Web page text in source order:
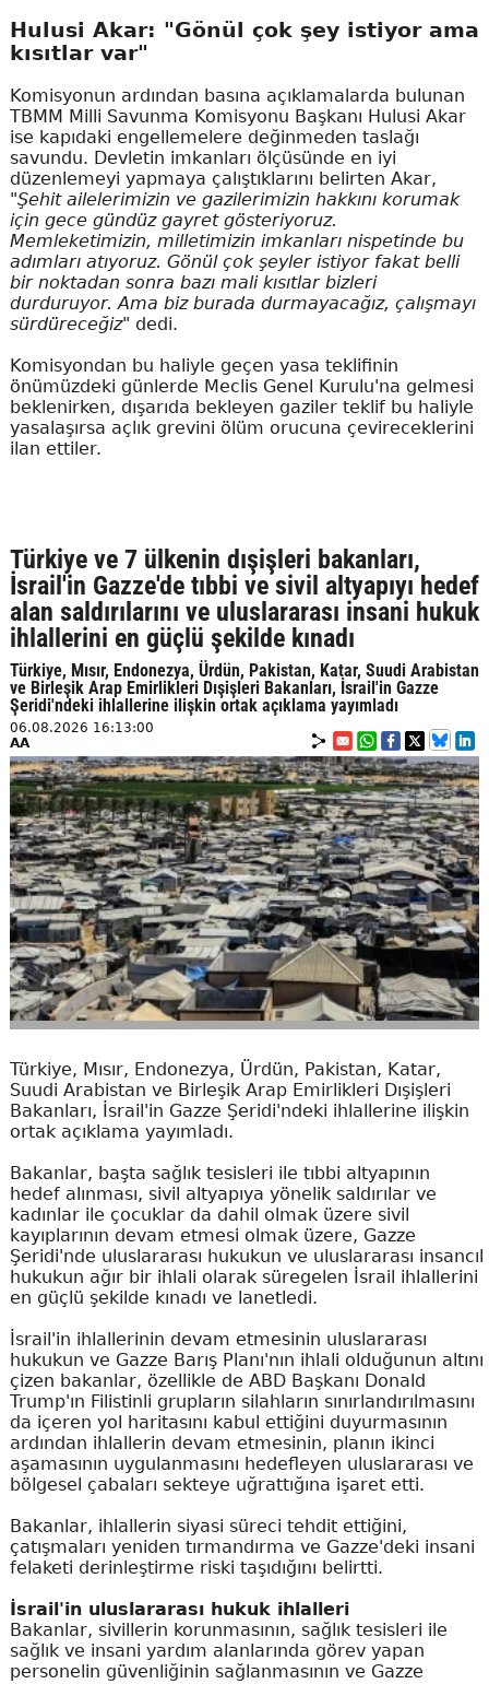
Hulusi Akar: "Gönül çok şey istiyor ama
kısıtlar var"
Komisyonun ardından basına açıklamalarda bulunan
TBMM Milli Savunma Komisyonu Başkanı Hulusi Akar
ise kapıdaki engellemelere değinmeden taslağı
savundu. Devletin imkanları ölçüsünde en iyi
düzenlemeyi yapmaya çalıştıklarını belirten Akar,
"Şehit ailelerimizin ve gazilerimizin hakkını korumak
için gece gündüz gayret gösteriyoruz.
Memleketimizin, milletimizin imkanları nispetinde bu
adımları atıyoruz. Gönül çok şeyler istiyor fakat belli
bir noktadan sonra bazı mali kısıtlar bizleri
durduruyor. Ama biz burada durmayacağız, çalışmayı
sürdüreceğiz" dedi.
Komisyondan bu haliyle geçen yasa teklifinin
önümüzdeki günlerde Meclis Genel Kurulu'na gelmesi
beklenirken, dışarıda bekleyen gaziler teklif bu haliyle
yasalaşırsa açlık grevini ölüm orucuna çevireceklerini
ilan ettiler.
Türkiye ve 7 ülkenin dışişleri bakanları,
İsrail'in Gazze'de tıbbi ve sivil altyapıyı hedef
alan saldırılarını ve uluslararası insani hukuk
ihlallerini en güçlü şekilde kınadı
Türkiye, Mısır, Endonezya, Ürdün, Pakistan, Katar, Suudi Arabistan
ve Birleşik Arap Emirlikleri Dışişleri Bakanları, İsrail'in Gazze
Şeridi'ndeki ihlallerine ilişkin ortak açıklama yayımladı
06.08.2026 16:13:00
AA
Türkiye, Mısır, Endonezya, Ürdün, Pakistan, Katar,
Suudi Arabistan ve Birleşik Arap Emirlikleri Dışişleri
Bakanları, İsrail'in Gazze Şeridi'ndeki ihlallerine ilişkin
ortak açıklama yayımladı.
Bakanlar, başta sağlık tesisleri ile tıbbi altyapının
hedef alınması, sivil altyapıya yönelik saldırılar ve
kadınlar ile çocuklar da dahil olmak üzere sivil
kayıplarının devam etmesi olmak üzere, Gazze
Şeridi'nde uluslararası hukukun ve uluslararası insancıl
hukukun ağır bir ihlali olarak süregelen İsrail ihlallerini
en güçlü şekilde kınadı ve lanetledi.
İsrail'in ihlallerinin devam etmesinin uluslararası
hukukun ve Gazze Barış Planı'nın ihlali olduğunun altını
çizen bakanlar, özellikle de ABD Başkanı Donald
Trump'ın Filistinli grupların silahların sınırlandırılmasını
da içeren yol haritasını kabul ettiğini duyurmasının
ardından ihlallerin devam etmesinin, planın ikinci
aşamasının uygulanmasını hedefleyen uluslararası ve
bölgesel çabaları sekteye uğrattığına işaret etti.
Bakanlar, ihlallerin siyasi süreci tehdit ettiğini,
çatışmaları yeniden tırmandırma ve Gazze'deki insani
felaketi derinleştirme riski taşıdığını belirtti.
İsrail'in uluslararası hukuk ihlalleri
Bakanlar, sivillerin korunmasının, sağlık tesisleri ile
sağlık ve insani yardım alanlarında görev yapan
personelin güvenliğinin sağlanmasının ve Gazze